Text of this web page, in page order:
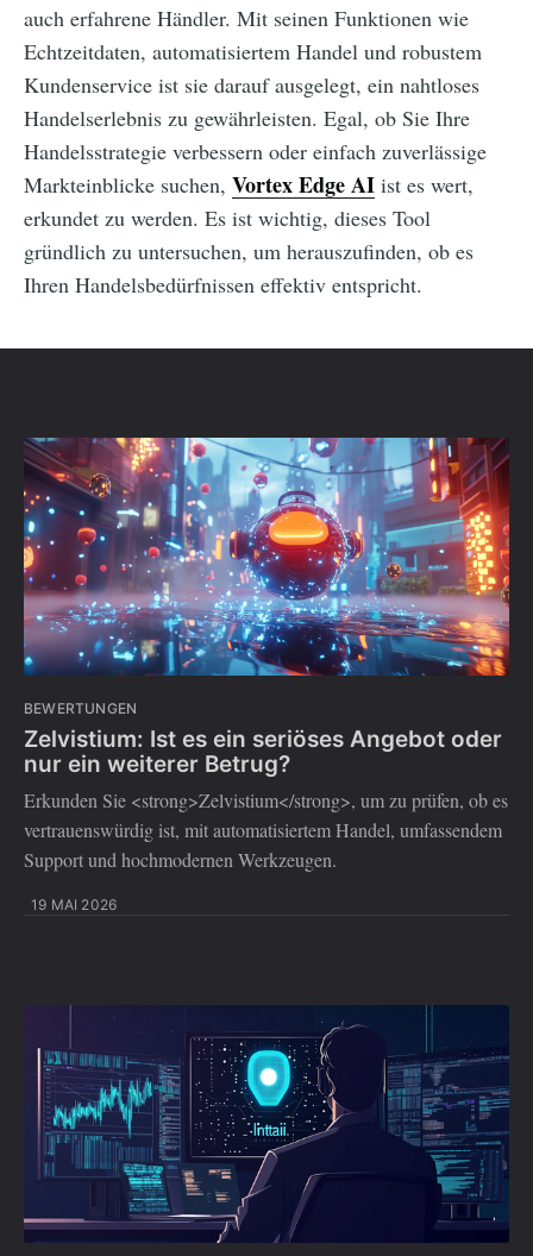
auch erfahrene Händler. Mit seinen Funktionen wie
Echtzeitdaten, automatisiertem Handel und robustem
Kundenservice ist sie darauf ausgelegt, ein nahtloses
Handelserlebnis zu gewährleisten. Egal, ob Sie Ihre
Handelsstrategie verbessern oder einfach zuverlässige
Markteinblicke suchen, Vortex Edge AI ist es wert,
erkundet zu werden. Es ist wichtig, dieses Tool
gründlich zu untersuchen, um herauszufinden, ob es
Ihren Handelsbedürfnissen effektiv entspricht.
BEWERTUNGEN
Zelvistium: Ist es ein seriöses Angebot oder
nur ein weiterer Betrug?
Erkunden Sie <strong>Zelvistium</strong>, um zu prüfen, ob es
vertrauenswürdig ist, mit automatisiertem Handel, umfassendem
Support und hochmodernen Werkzeugen.
19 MAI 2026